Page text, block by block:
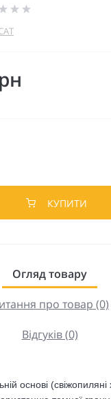
КУПИТИ
Огляд товару
про товар (0)
Відгуків (0)
основі